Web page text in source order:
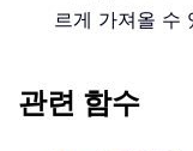
르게 가져올 수
관련 함수